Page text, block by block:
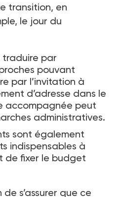
transition, en
le jour du
traduire par
pouvant
par l’invitation à
d’adresse dans le
accompagnée peut
administratives.
sont également
indispensables à
de fixer le budget
de s’assurer que ce